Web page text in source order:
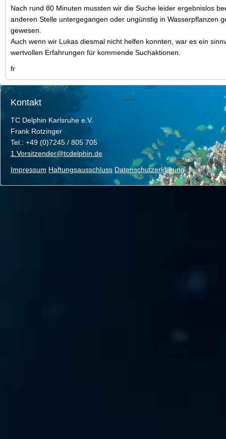
Nach rund 80 Minuten mussten wir die Suche leider ergebnislos
anderen Stelle untergegangen oder ungünstig in Wasserpflanzen
gewesen.
Auch wenn wir Lukas diesmal nicht helfen konnten, war es ein
wertvollen Erfahrungen für kommende Suchaktionen.
fr
Kontakt
TC Delphin Karlsruhe e.V.
Frank Rotzinger
Tel.: +49 (0)7245 / 805 705
1.Vorsitzender@tcdelphin.de
Impressum Haftungsausschluss Datenschutzerklärung